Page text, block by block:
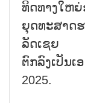
ທິດທາງໃຫ
ຍຸດທະສາດ
ລັດເຊຍ ໂ
ຕົກລົງເປັນເ
2025.